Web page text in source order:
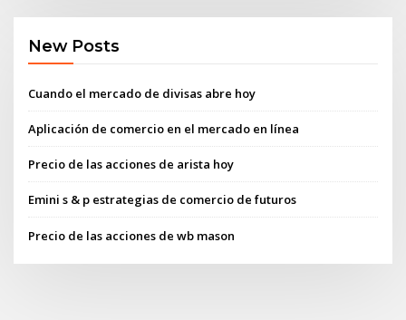
New Posts
Cuando el mercado de divisas abre hoy
Aplicación de comercio en el mercado en línea
Precio de las acciones de arista hoy
Emini s & p estrategias de comercio de futuros
Precio de las acciones de wb mason